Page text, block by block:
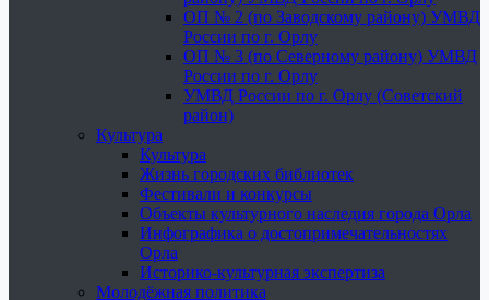
ОП № 2 (по Заводскому району) УМВД
России по г. Орлу
ОП № 3 (по Северному району) УМВД
России по г. Орлу
УМВД России по г. Орлу (Советский
район)
Культура
Культура
Жизнь городских библиотек
Фестивали и конкурсы
Объекты культурного наследия города Орла
Инфографика о достопримечательностях
Орла
Историко-культурная экспертиза
Молодёжная политика